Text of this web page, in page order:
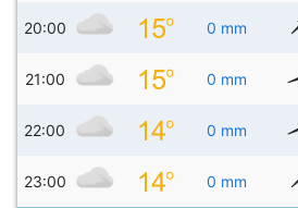
20:00 0 mm
21:00 0 mm
22:00 0 mm
23:00 0 mm